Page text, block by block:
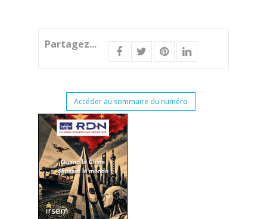
Partagez...
Accéder au sommaire du numéro